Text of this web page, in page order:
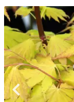
Zum vorigen Bild